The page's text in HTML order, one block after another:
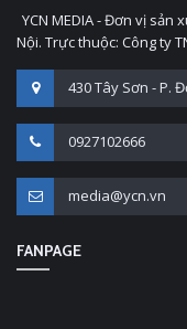
YCN MEDIA - Đơn vị
Nội. Trực thuộc: Công ty
430 Tây Sơn - P.
0927102666
media@ycn.vn
FANPAGE